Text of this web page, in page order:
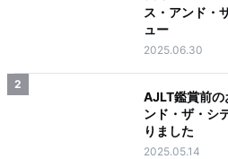
ス・アンド・
ュー
2025.06.30
2
AJLT鑑賞前の
ンド・ザ・シ
りました
2025.05.14